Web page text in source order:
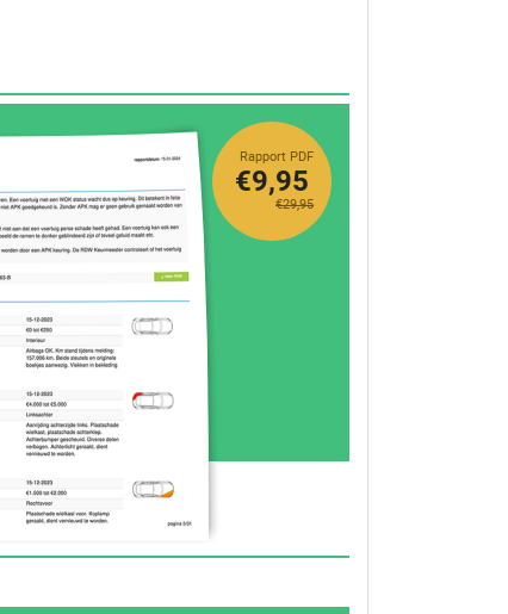
Rapport PDF
€29,95
€9,95